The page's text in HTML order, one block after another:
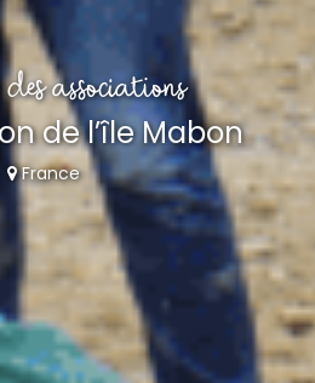
associations
de l’île Mabon
France